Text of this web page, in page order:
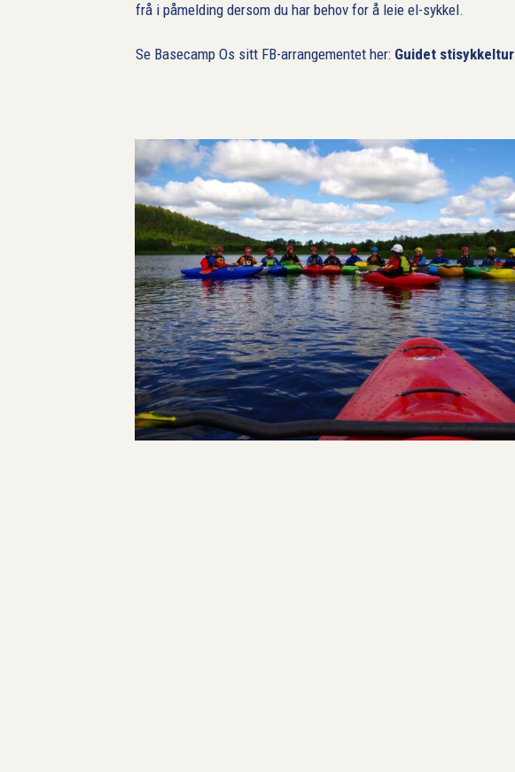
frå i påmelding dersom du har behov for å leie el-sykkel.
Se Basecamp Os sitt FB-arrangementet her: Guidet stisykkeltur